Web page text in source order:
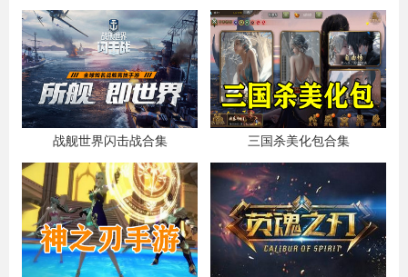
战舰世界闪击战合集 三国杀美化包合集